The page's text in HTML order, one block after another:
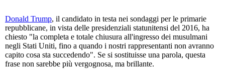
Donald Trump, il candidato in testa nei sondaggi per le primarie
repubblicane, in vista delle presidenziali statunitensi del 2016, ha
chiesto "la completa e totale chiusura all'ingresso dei musulmani
negli Stati Uniti, fino a quando i nostri rappresentanti non avranno
capito cosa sta succedendo". Se si sostituisse una parola, questa
frase non sarebbe più vergognosa, ma brillante.